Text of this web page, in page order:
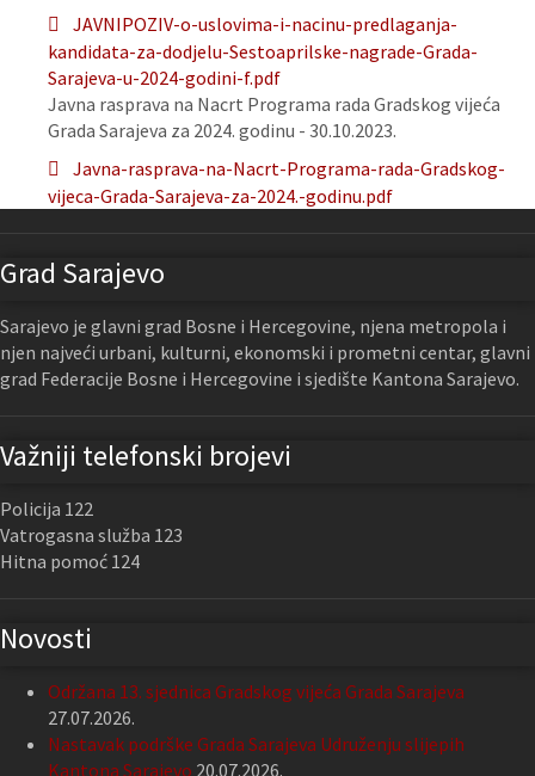
JAVNIPOZIV-o-uslovima-i-nacinu-predlaganja-
kandidata-za-dodjelu-Sestoaprilske-nagrade-Grada-
Sarajeva-u-2024-godini-f.pdf
Javna rasprava na Nacrt Programa rada Gradskog vijeća
Grada Sarajeva za 2024. godinu - 30.10.2023.
Javna-rasprava-na-Nacrt-Programa-rada-Gradskog-
vijeca-Grada-Sarajeva-za-2024.-godinu.pdf
Grad Sarajevo
Sarajevo je glavni grad Bosne i Hercegovine, njena metropola i
njen najveći urbani, kulturni, ekonomski i prometni centar, glavni
grad Federacije Bosne i Hercegovine i sjedište Kantona Sarajevo.
Važniji telefonski brojevi
Policija 122
Vatrogasna služba 123
Hitna pomoć 124
Novosti
Održana 13. sjednica Gradskog vijeća Grada Sarajeva
27.07.2026.
Nastavak podrške Grada Sarajeva Udruženju slijepih
Kantona Sarajevo 20.07.2026.